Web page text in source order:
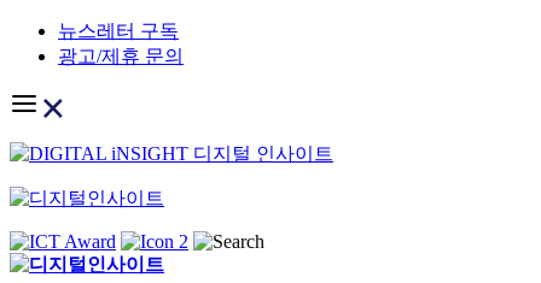
Skip
content
뉴스레터 구독
광고/제휴 문의